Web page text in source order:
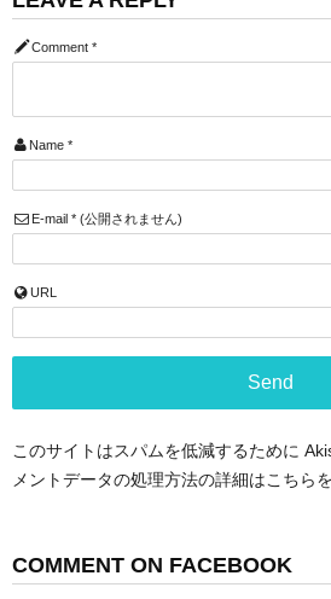
Comment *
Name *
E-mail *(公開されません)
URL
このサイトはスパムを低減するために
メントデータの処理方法の詳細はこちら
COMMENT ON FACEBOOK